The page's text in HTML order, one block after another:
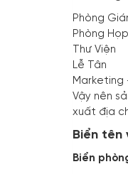
Phòng
Phòng Họp
Thư Viện
Lễ Tân
Marketing
Vậy nên
xuất địa
Biển tên
Biển